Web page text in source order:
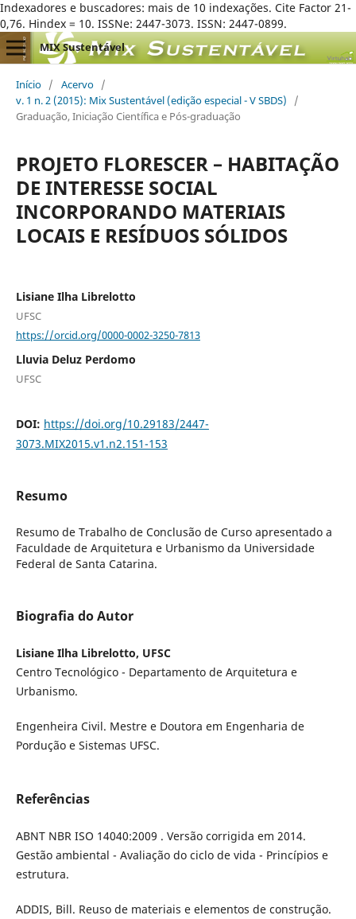
Indexadores e buscadores: mais de 10 indexações. Cite Factor 21-
0,76. Hindex = 10. ISSNe: 2447-3073. ISSN: 2447-0899.
MIX Sustentável
Início / Acervo /
v. 1 n. 2 (2015): Mix Sustentável (edição especial - V SBDS)
/
Graduação, Iniciação Científica e Pós-graduação
PROJETO FLORESCER – HABITAÇÃO
DE INTERESSE SOCIAL
INCORPORANDO MATERIAIS
LOCAIS E RESÍDUOS SÓLIDOS
Lisiane Ilha Librelotto
UFSC
https://orcid.org/0000-0002-3250-7813
Lluvia Deluz Perdomo
UFSC
DOI: https://doi.org/10.29183/2447-
3073.MIX2015.v1.n2.151-153
Resumo
Resumo de Trabalho de Conclusão de Curso apresentado a
Faculdade de Arquitetura e Urbanismo da Universidade
Federal de Santa Catarina.
Biografia do Autor
Lisiane Ilha Librelotto, UFSC
Centro Tecnológico - Departamento de Arquitetura e
Urbanismo.
Engenheira Civil. Mestre e Doutora em Engenharia de
Pordução e Sistemas UFSC.
Referências
ABNT NBR ISO 14040:2009 . Versão corrigida em 2014.
Gestão ambiental - Avaliação do ciclo de vida - Princípios e
estrutura.
ADDIS, Bill. Reuso de materiais e elementos de construção.